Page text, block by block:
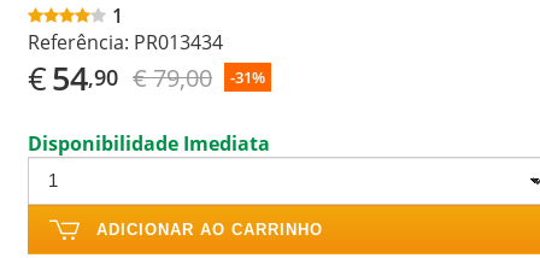
1
Referência: PR013434
€54,90 € 79,00 -31%
Disponibilidade Imediata
ADICIONAR AO CARRINHO